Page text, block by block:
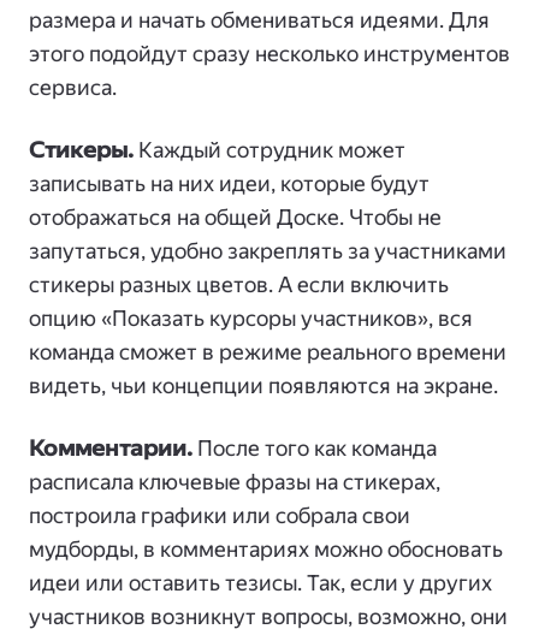
размера и начать обмениваться идеями. Для
этого подойдут сразу несколько инструментов
сервиса.
Стикеры. Каждый сотрудник может
записывать на них идеи, которые будут
отображаться на общей Доске. Чтобы не
запутаться, удобно закреплять за участниками
стикеры разных цветов. А если включить
опцию «Показать курсоры участников», вся
команда сможет в режиме реального времени
видеть, чьи концепции появляются на экране.
Комментарии. После того как команда
расписала ключевые фразы на стикерах,
построила графики или собрала свои
мудборды, в комментариях можно обосновать
идеи или оставить тезисы. Так, если у других
участников возникнут вопросы, возможно, они